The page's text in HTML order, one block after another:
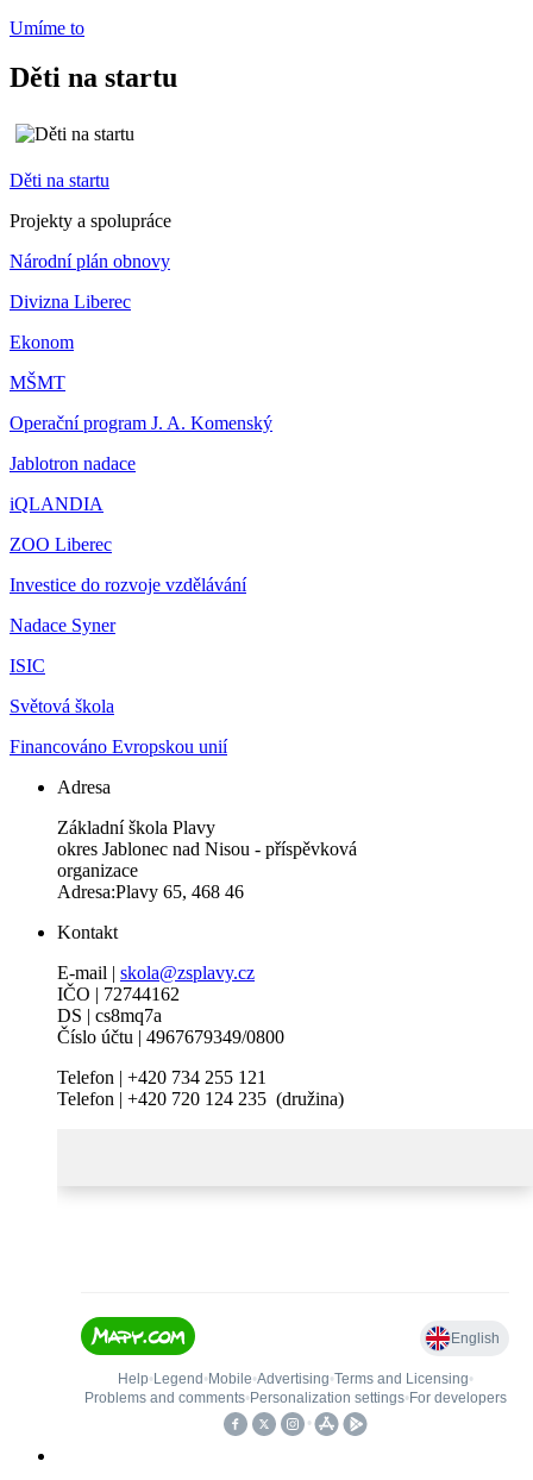
Umíme to
Děti na startu
Děti na startu
Projekty a spolupráce
Národní plán obnovy
Divizna Liberec
Ekonom
MŠMT
Operační program J. A. Komenský
Jablotron nadace
iQLANDIA
ZOO Liberec
Investice do rozvoje vzdělávání
Nadace Syner
ISIC
Světová škola
Financováno Evropskou unií
Adresa
Základní škola Plavy
okres Jablonec nad Nisou - příspěvková
organizace
Adresa:Plavy 65, 468 46
Kontakt
E-mail | skola@zsplavy.cz
IČO | 72744162
DS | cs8mq7a
Číslo účtu | 4967679349/0800
Telefon | +420 734 255 121
Telefon | +420 720 124 235 (družina)